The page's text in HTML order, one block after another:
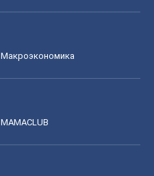
Mакроэкономика
MAMACLUB